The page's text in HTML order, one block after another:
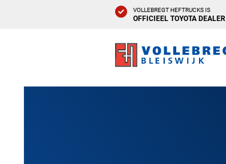
VOLLEBREGT HEFTRUCKS IS
OFFICIEEL TOYOTA DEALER